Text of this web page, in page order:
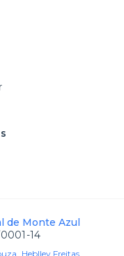
de Monte Azul
14
Heblley Freitas